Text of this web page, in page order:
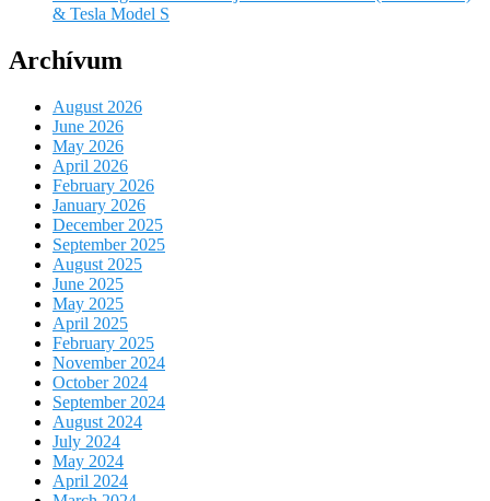
& Tesla Model S
Archívum
August 2026
June 2026
May 2026
April 2026
February 2026
January 2026
December 2025
September 2025
August 2025
June 2025
May 2025
April 2025
February 2025
November 2024
October 2024
September 2024
August 2024
July 2024
May 2024
April 2024